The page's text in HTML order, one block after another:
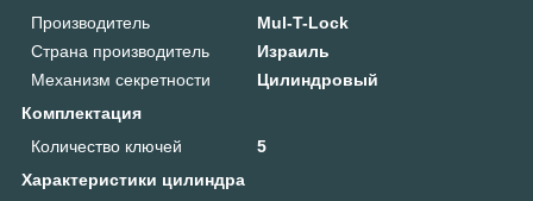
Производитель
Mul-T-Lock
Страна производитель
Израиль
Механизм секретности
Цилиндровый
Комплектация
Количество ключей
5
Характеристики цилиндра